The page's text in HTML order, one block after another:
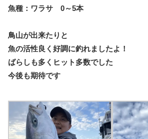
魚種：ワラサ 0～5本
鳥山が出来たりと
魚の活性良く好調に釣れましたよ！
ばらしも多くヒット多数でした
今後も期待です